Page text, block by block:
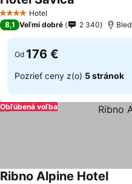
4 Počet hviezdičiek
Hotel
8,1 Veľmi dobré 2 340 Bled
Od 176 €
Pozrieť ceny z(o) 5 stránok
Obľúbená voľba
Ribno Alpine Hotel